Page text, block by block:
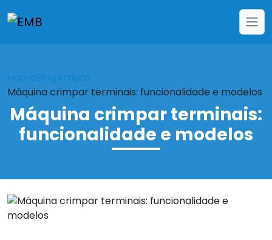
Home Blog
Artigos
Máquina crimpar terminais: funcionalidade e modelos
Máquina crimpar terminais:
funcionalidade e modelos